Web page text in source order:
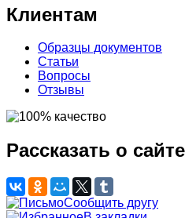
Клиентам
Образцы документов
Статьи
Вопросы
Отзывы
Рассказать о
Сообщить другу